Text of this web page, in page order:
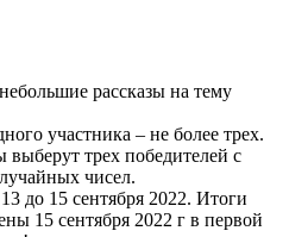
рассказы на тему
участника – не более трех.
трех победителей с
чисел.
до 15 сентября 2022. Итоги
15 сентября 2022 г в первой